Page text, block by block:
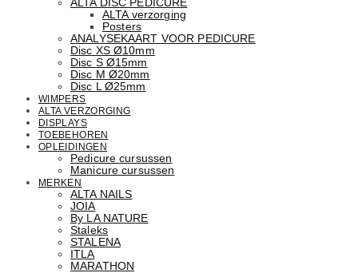
ALTA DISC PEDICURE
ALTA verzorging
Posters
ANALYSEKAART VOOR PEDICURE
Disc XS Ø10mm
Disc S Ø15mm
Disc M Ø20mm
Disc L Ø25mm
WIMPERS
ALTA VERZORGING
DISPLAYS
TOEBEHOREN
OPLEIDINGEN
Pedicure cursussen
Manicure cursussen
MERKEN
ALTA NAILS
JOIA
By LA NATURE
Staleks
STALENA
ITLA
MARATHON